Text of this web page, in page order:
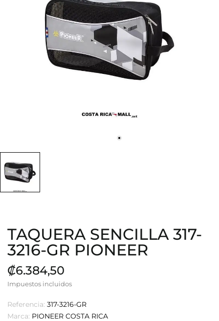
TAQUERA SENCILLA 317-
3216-GR PIONEER
₡6.384,50
Impuestos incluidos
Referencia: 317-3216-GR
Marca: PIONEER COSTA RICA